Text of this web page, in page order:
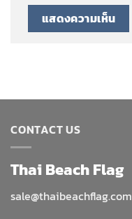
CONTACT US
Thai Beach Flag
sale@thaibeachflag.com